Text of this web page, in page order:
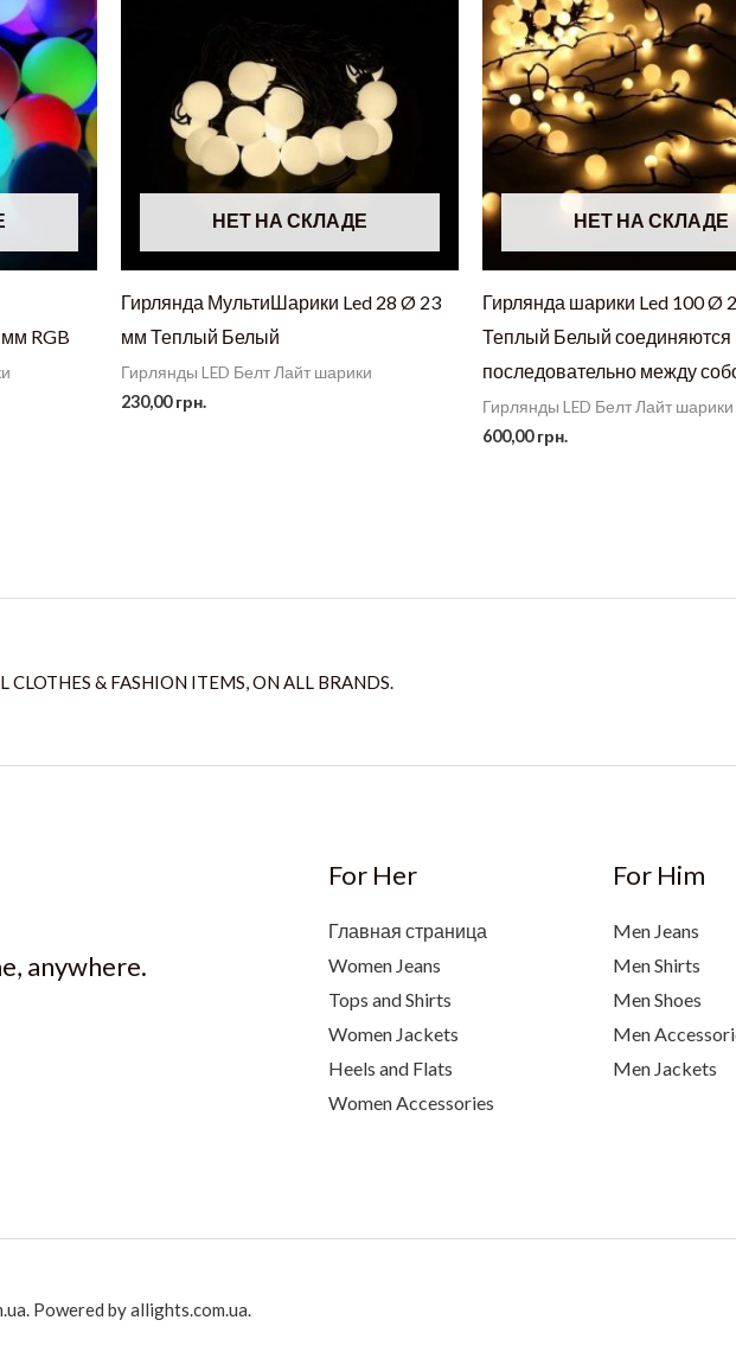
RGB
НЕТ НА СКЛАДЕ
Гирлянда МультиШарики Led 28 Ø 23
мм Теплый Белый
Гирлянды LED Белт Лайт шарики
230,00грн.
НЕТ НА СКЛАДЕ
Гирлянда шарики Led 100 Ø
Теплый Белый соединяются
последовательно между
Гирлянды LED Белт Лайт шарики
600,00грн.
CLOTHES & FASHION ITEMS, ON ALL BRANDS.
anywhere.
For Her
Главная страница
Women Jeans
Tops and Shirts
Women Jackets
Heels and Flats
Women Accessories
For Him
Men Jeans
Men Shirts
Men Shoes
Men
Men Jackets
Powered by allights.com.ua.